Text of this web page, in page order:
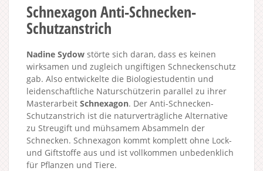
Schnexagon Anti-Schnecken-
Schutzanstrich
Nadine Sydow störte sich daran, dass es keinen
wirksamen und zugleich ungiftigen Schneckenschutz
gab. Also entwickelte die Biologiestudentin und
leidenschaftliche Naturschützerin parallel zu ihrer
Masterarbeit Schnexagon. Der Anti-Schnecken-
Schutzanstrich ist die naturverträgliche Alternative
zu Streugift und mühsamem Absammeln der
Schnecken. Schnexagon kommt komplett ohne Lock-
und Giftstoffe aus und ist vollkommen unbedenklich
für Pflanzen und Tiere.